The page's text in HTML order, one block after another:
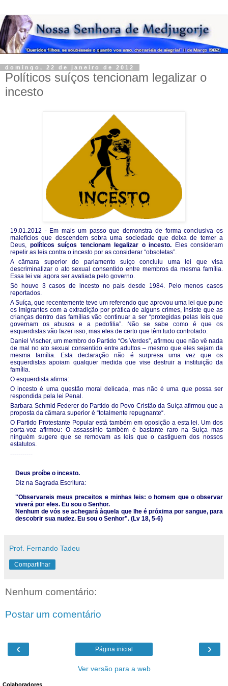
domingo, 22 de janeiro de 2012
Políticos suíços tencionam legalizar o
incesto
19.01.2012 - Em mais um passo que demonstra de forma conclusiva os
malefícios que descendem sobra uma sociedade que deixa de temer a
Deus, políticos suíços tencionam legalizar o incesto.
Eles consideram
repelir as leis contra o incesto por as considerar “obsoletas”.
A câmara superior do parlamento suíço concluiu uma lei que visa
descriminalizar o ato sexual consentido entre membros da mesma família.
Essa lei vai agora ser avaliada pelo governo.
Só houve 3 casos de incesto no país desde 1984. Pelo menos casos
reportados.
A Suíça, que recentemente teve um referendo que aprovou uma lei que pune
os imigrantes com a extradição por prática de alguns crimes, insiste que as
crianças dentro das famílias vão continuar a ser “protegidas pelas leis que
governam os abusos e a pedofilia”. Não se sabe como é que os
esquerdistas vão fazer isso, mas eles de certo que têm tudo controlado.
Daniel Vischer, um membro do Partido “Os Verdes”, afirmou que não vê nada
de mal no ato sexual consentido entre adultos – mesmo que eles sejam da
mesma família. Esta declaração não é surpresa uma vez que os
esquerdistas apoiam qualquer medida que vise destruir a instituição da
família.
O esquerdista afirma:
O incesto é uma questão moral delicada, mas não é uma que possa ser
respondida pela lei Penal.
Barbara Schmid Federer do Partido do Povo Cristão da Suíça afirmou que a
proposta da câmara superior é “totalmente repugnante“.
O Partido Protestante Popular está também em oposição a esta lei. Um dos
porta-voz afirmou: O assassínio também é bastante raro na Suíça mas
ninguém sugere que se removam as leis que o castiguem dos nossos
estatutos.
-----------
Deus proíbe o incesto.
Diz na Sagrada Escritura:
"Observareis meus preceitos e minhas leis: o homem que o observar
viverá por eles. Eu sou o Senhor.
Nenhum de vós se achegará àquela que lhe é próxima por sangue, para
descobrir sua nudez. Eu sou o Senhor". (Lv 18, 5-6)
Prof. Fernando Tadeu
Compartilhar
Nenhum comentário:
Postar um comentário
‹ ›
Página inicial
Ver versão para a web
Colaboradores